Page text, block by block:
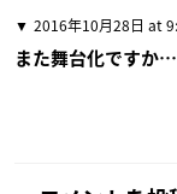
2016年10月28日 at
また舞台化ですか…